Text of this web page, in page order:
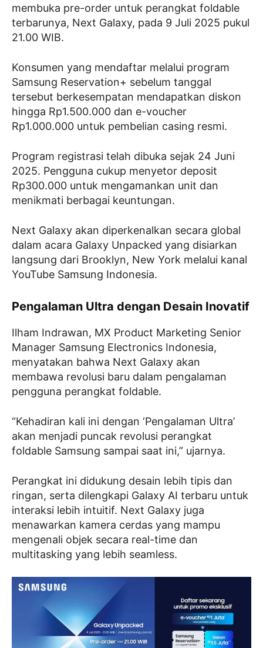
membuka pre-order untuk perangkat foldable
terbarunya, Next Galaxy, pada 9 Juli 2025 pukul
21.00 WIB.
Konsumen yang mendaftar melalui program
Samsung Reservation+ sebelum tanggal
tersebut berkesempatan mendapatkan diskon
hingga Rp1.500.000 dan e-voucher
Rp1.000.000 untuk pembelian casing resmi.
Program registrasi telah dibuka sejak 24 Juni
2025. Pengguna cukup menyetor deposit
Rp300.000 untuk mengamankan unit dan
menikmati berbagai keuntungan.
Next Galaxy akan diperkenalkan secara global
dalam acara Galaxy Unpacked yang disiarkan
langsung dari Brooklyn, New York melalui kanal
YouTube Samsung Indonesia.
Pengalaman Ultra dengan Desain Inovatif
Ilham Indrawan, MX Product Marketing Senior
Manager Samsung Electronics Indonesia,
menyatakan bahwa Next Galaxy akan
membawa revolusi baru dalam pengalaman
pengguna perangkat foldable.
“Kehadiran kali ini dengan ‘Pengalaman Ultra’
akan menjadi puncak revolusi perangkat
foldable Samsung sampai saat ini,” ujarnya.
Perangkat ini didukung desain lebih tipis dan
ringan, serta dilengkapi Galaxy AI terbaru untuk
interaksi lebih intuitif. Next Galaxy juga
menawarkan kamera cerdas yang mampu
mengenali objek secara real-time dan
multitasking yang lebih seamless.